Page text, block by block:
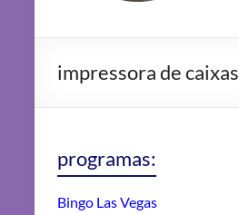
impressora de caixas
programas:
Bingo Las Vegas